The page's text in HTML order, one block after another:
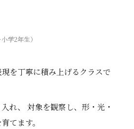
学2年生）
を丁寧に積み上げるクラスで
れ、 対象を観察し、形・光・
てます。